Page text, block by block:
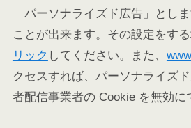
「パーソナライズド広告」とし
ことが出来ます。その設定をする
リック してください。また、
クセスすれば、パーソナライズ
者配信事業者の Cookie を無効に